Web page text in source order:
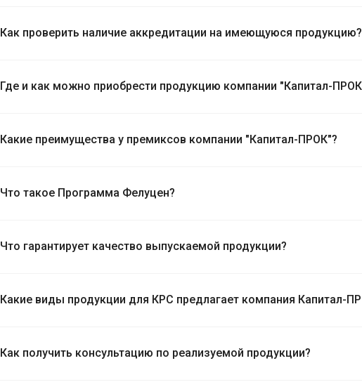
Как проверить наличие аккредитации на имеющуюся продукцию?
Где и как можно приобрести продукцию компании "Капитал-
Какие преимущества у премиксов компании "Капитал-ПРОК"?
Что такое Программа Фелуцен?
Что гарантирует качество выпускаемой продукции?
Какие виды продукции для КРС предлагает компания Капитал-
Как получить консультацию по реализуемой продукции?